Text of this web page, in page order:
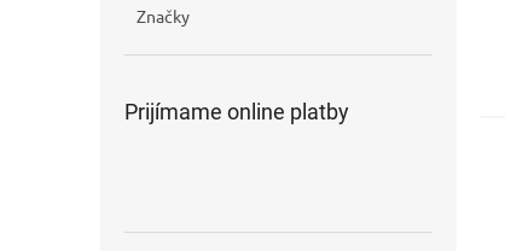
Značky
Prijímame online platby